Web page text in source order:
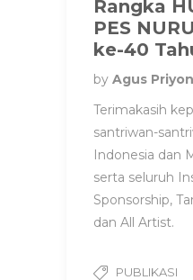
Rangka
PES
ke-40
by Agus
Terimakasih
santriwan-
Indonesia dan
serta seluruh
Sponsorship,
dan All Artist.
PUBLIKASI